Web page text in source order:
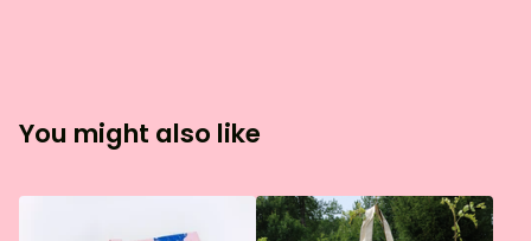
You might also like